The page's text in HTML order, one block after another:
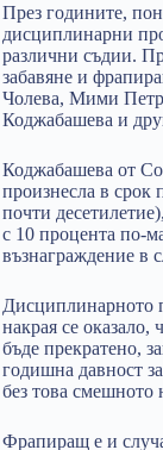
През годините,
дисциплинарни
различни съдии.
забавяне и
Чолева, Мими
Коджабашева и
Коджабашева от
произнесла в срок
почти
с 10 процента по-
възнаграждение в
Дисциплинарното
накрая се оказало,
бъде прекратено,
годишна давност
без това смешното
Фрапиращ е и